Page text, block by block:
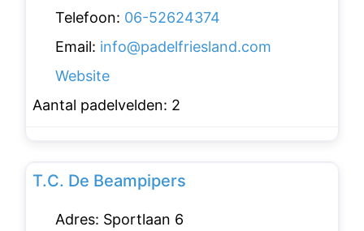
Telefoon: 06-52624374
Email: info@padelfriesland.com
Website
Aantal padelvelden: 2
T.C. De Beampipers
Adres: Sportlaan 6